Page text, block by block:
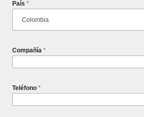
País *
Compañía *
Teléfono *